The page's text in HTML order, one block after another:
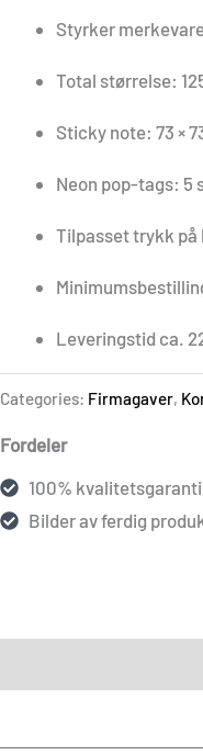
Styrker
Total størrelse:
Sticky note: 73 ×
Neon pop-tags: 5
Tilpasset trykk på
Leveringstid ca.
Categories: Firmagaver,
Fordeler
100% kvalitetsgaranti
Bilder av ferdig